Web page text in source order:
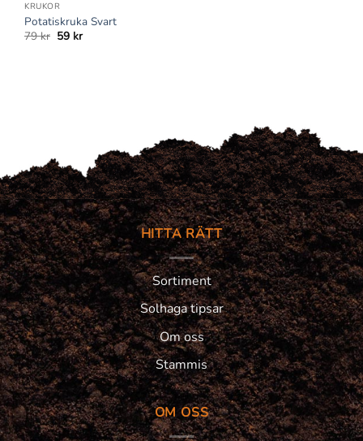
KRUKOR
Potatiskruka Svart
79kr Det
59 krDet
HITTA RÄTT
Sortiment
Solhaga tipsar
Om oss
Stammis
OM OSS